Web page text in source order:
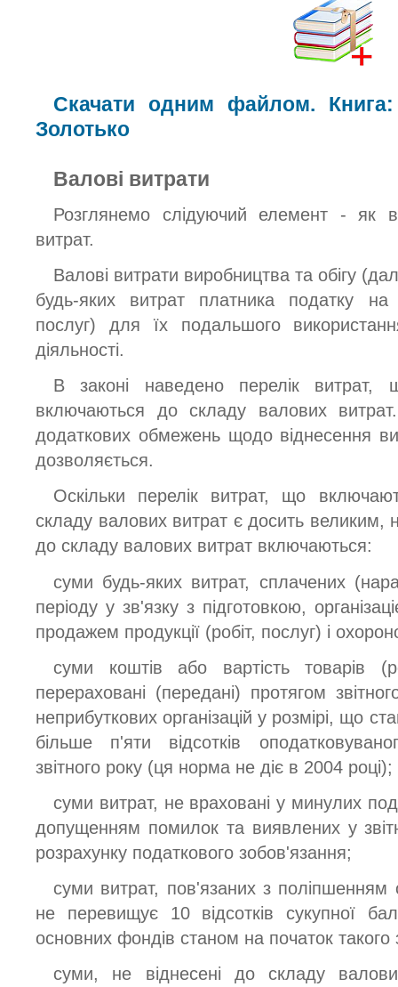
Скачати одним файлом.
Золотько
Валові витрати
Розглянемо слідуючий елемент - як
витрат.
Валові витрати виробництва та обігу
будь-яких витрат платника податку на
послуг) для їх подальшого
діяльності.
В законі наведено перелік
включаються до складу валових
додаткових обмежень щодо віднесення
дозволяється.
Оскільки перелік витрат, що
складу валових витрат є досить великим,
до складу валових витрат включаються:
суми будь-яких витрат, сплачених
періоду у зв'язку з підготовкою,
продажем продукції (робіт, послуг) і
суми коштів або вартість товарів
перераховані (передані) протягом
неприбуткових організацій у розмірі, що
більше п'яти відсотків
звітного року (ця норма не діє в 2004 році);
суми витрат, не враховані у минулих
допущенням помилок та виявлених у
розрахунку податкового зобов'язання;
суми витрат, пов'язаних з
не перевищує 10 відсотків сукупної
основних фондів станом на початок такого
суми, не віднесені до складу